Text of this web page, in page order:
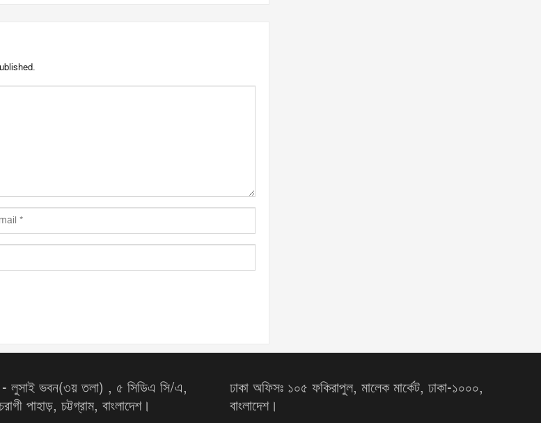
- লুসাই ভবন(৩য় তলা) , ৫ সিডিএ সি/এ,
পাহাড়, চট্টগ্রাম, বাংলাদেশ।
ঢাকা অফিসঃ ১০৫ ফকিরাপুল, মালেক মার্কেট, ঢাকা-১০০০,
বাংলাদেশ।